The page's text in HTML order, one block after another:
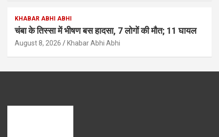
KHABAR ABHI ABHI
चंबा के तिस्सा में भीषण बस हादसा, 7 लोगों की मौत; 11 घायल
August 8, 2026 Khabar Abhi Abhi